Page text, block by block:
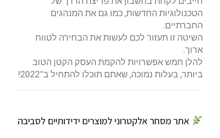
הטכנולוגיות החדשות, כמו גם את המנהגים
החברתיים.
השיטה זו תעזור לכם לעשות את הבחירה לטווח
ארוך.
להלן חמש אפשרויות להקמת העסק הקטן הטוב
ביותר, בעלות נמוכה, שאתם תוכלו להתחיל ב־2022!
אתר מסחר אלקטרוני למוצרים ידידותיים לסביבה